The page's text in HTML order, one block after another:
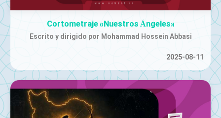
Cortometraje «Nuestros Ángeles»
Escrito y dirigido por Mohammad Hossein Abbasi
2025-08-11